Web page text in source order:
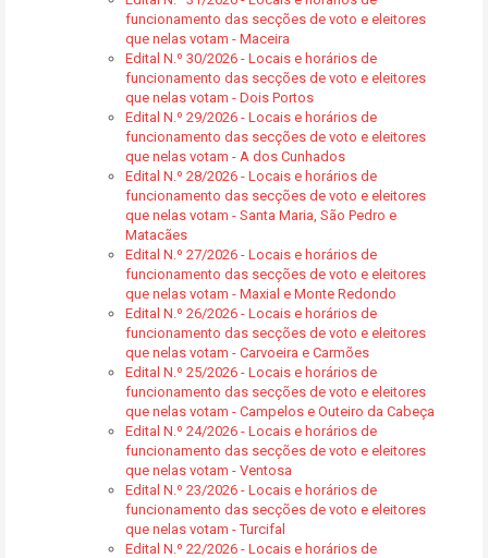
funcionamento das secções de voto e eleitores
que nelas votam - Maceira
Edital N.º 30/2026 - Locais e horários de
funcionamento das secções de voto e eleitores
que nelas votam - Dois Portos
Edital N.º 29/2026 - Locais e horários de
funcionamento das secções de voto e eleitores
que nelas votam - A dos Cunhados
Edital N.º 28/2026 - Locais e horários de
funcionamento das secções de voto e eleitores
que nelas votam - Santa Maria, São Pedro e
Matacães
Edital N.º 27/2026 - Locais e horários de
funcionamento das secções de voto e eleitores
que nelas votam - Maxial e Monte Redondo
Edital N.º 26/2026 - Locais e horários de
funcionamento das secções de voto e eleitores
que nelas votam - Carvoeira e Carmões
Edital N.º 25/2026 - Locais e horários de
funcionamento das secções de voto e eleitores
que nelas votam - Campelos e Outeiro da Cabeça
Edital N.º 24/2026 - Locais e horários de
funcionamento das secções de voto e eleitores
que nelas votam - Ventosa
Edital N.º 23/2026 - Locais e horários de
funcionamento das secções de voto e eleitores
que nelas votam - Turcifal
Edital N.º 22/2026 - Locais e horários de